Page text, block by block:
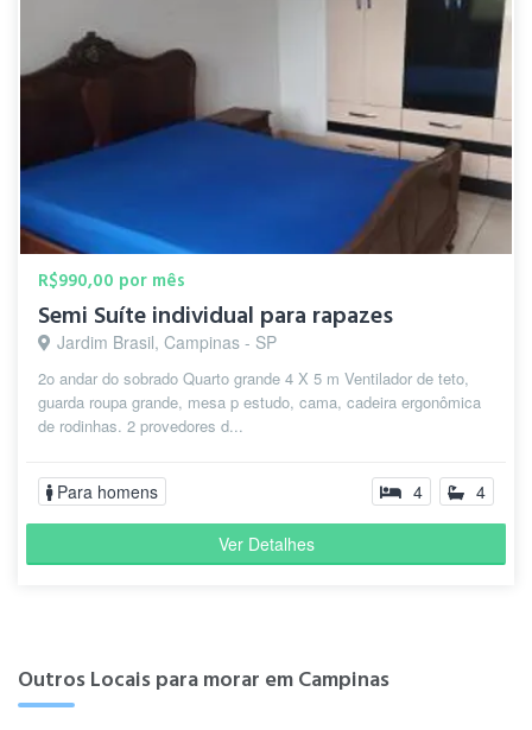
R$990,00 por mês
Semi Suíte individual para rapazes
Jardim Brasil, Campinas - SP
2o andar do sobrado Quarto grande 4 X 5 m Ventilador de teto,
guarda roupa grande, mesa p estudo, cama, cadeira ergonômica
de rodinhas. 2 provedores d...
Para homens 4 4
Ver Detalhes
Outros Locais para morar em Campinas